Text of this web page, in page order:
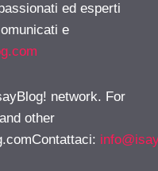
ed esperti
e
network. For
other
: